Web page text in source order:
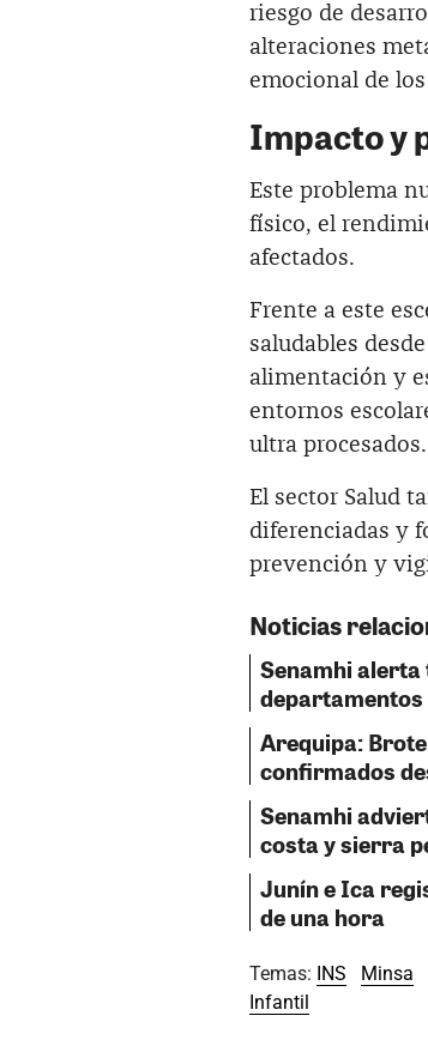
riesgo de
alteraciones
emocional de
Impacto y
Este problema
físico, el
afectados.
Frente a este
saludables
alimentación y
entornos
ultra procesados.
El sector Salud
diferenciadas y
prevención y
Noticias
Senamhi alerta
departamentos
Arequipa:
confirmados
Senamhi
costa y sierra
Junín e Ica
de una hora
Temas: INS Minsa
Infantil